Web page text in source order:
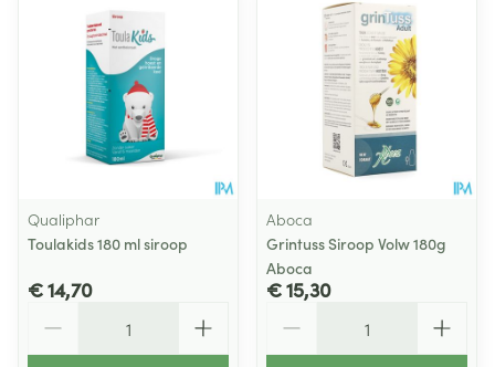
Qualiphar
Toulakids 180 ml siroop
€ 14,70
Aboca
Grintuss Siroop Volw 180g
Aboca
€ 15,30